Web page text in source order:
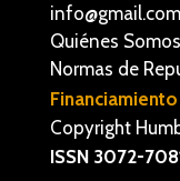
Quiénes Somos
Normas de
Copyright
ISSN 3072-